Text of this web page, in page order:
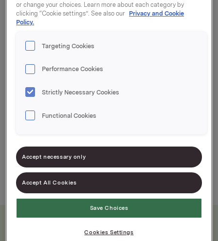
Marmelade klar til bruk, både på brødskiven og i
Lett å stable
1kg
or change your choices. Learn more about each category by
clicking “Cookie settings”. See also our Privacy and Cookie
Policy.
Targeting Cookies
Performance Cookies
Strictly Necessary Cookies
Functional Cookies
Accept necessary only
Accept All Cookies
Save Choices
Cookies Settings